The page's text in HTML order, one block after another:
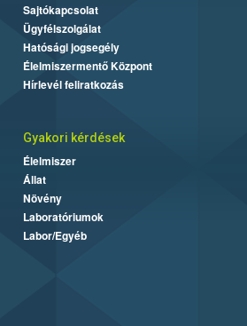
Sajtókapcsolat
Ügyfélszolgálat
Hatósági jogsegély
Élelmiszermentő Központ
Hírlevél feliratkozás
Gyakori kérdések
Élelmiszer
Állat
Növény
Laboratóriumok
Labor/Egyéb